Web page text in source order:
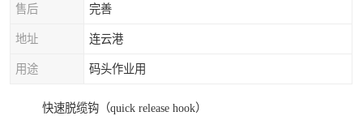
售后 完善
地址 连云港
用途 码头作业用
快速脱缆钩（quick release hook）